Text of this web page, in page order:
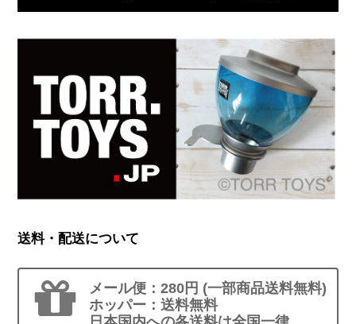
送料・配送について
メール便：280円 (一部商品送料無料)
ホッパー：送料無料